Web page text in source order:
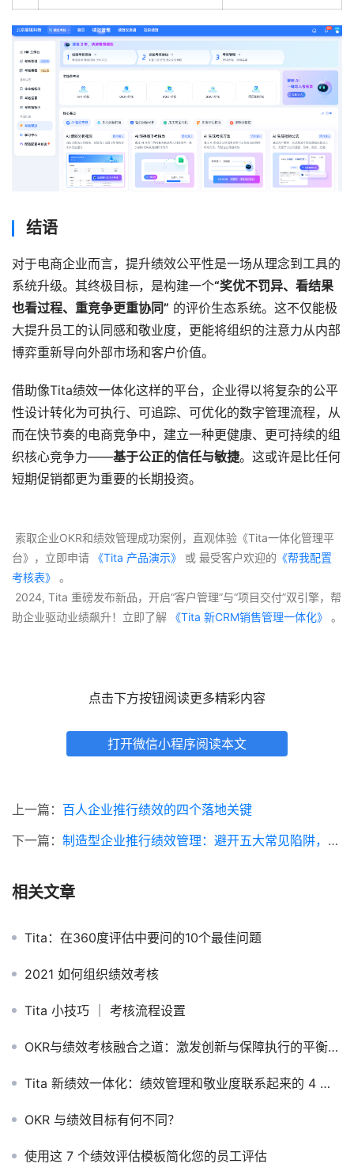
结语
对于电商企业而言，提升绩效公平性是一场从理念到工具的
系统升级。其终极目标，是构建一个“奖优不罚异、看结果
也看过程、重竞争更重协同” 的评价生态系统。这不仅能极
大提升员工的认同感和敬业度，更能将组织的注意力从内部
博弈重新导向外部市场和客户价值。
借助像Tita绩效一体化这样的平台，企业得以将复杂的公平
性设计转化为可执行、可追踪、可优化的数字管理流程，从
而在快节奏的电商竞争中，建立一种更健康、更可持续的组
织核心竞争力——基于公正的信任与敏捷。这或许是比任何
短期促销都更为重要的长期投资。
台》，立即申请 《Tita 产品演示》 或 最受客户欢迎的 《帮我配置
考核表》
。
助企业驱动业绩飙升！立即了解 《Tita 新CRM销售管理一体化》 。
点击下方按钮阅读更多精彩内容
打开微信小程序阅读本文
上一篇： 百人企业推行绩效的四个落地关键
下一篇： 制造型企业推行绩效管理：避开五大常见陷阱，迈向精益化运营
相关文章
Tita：在360度评估中要问的10个最佳问题
2021 如何组织绩效考核
Tita 小技巧 ｜ 考核流程设置
OKR与绩效考核融合之道：激发创新与保障执行的平衡艺术
Tita 新绩效一体化：绩效管理和敬业度联系起来的 4 种方式
OKR 与绩效目标有何不同？
使用这 7 个绩效评估模板简化您的员工评估